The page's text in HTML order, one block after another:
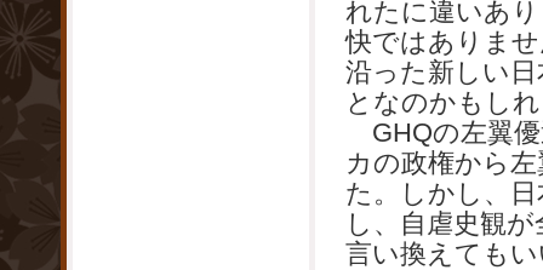
れたに違いあ
快ではありま
沿った新しい
となのかもし
GHQの左翼
カの政権から
た。しかし、
し、自虐史観
言い換えても